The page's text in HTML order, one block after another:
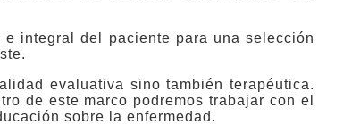
integral del paciente para una selección
evaluativa sino también terapéutica.
de este marco podremos trabajar con el
sobre la enfermedad.